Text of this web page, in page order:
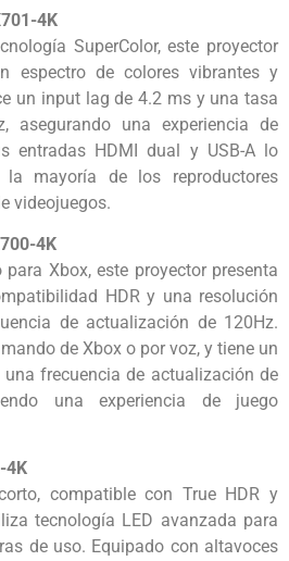
4K
SuperColor, este proyector
espectro de colores vibrantes y
un input lag de 4.2 ms y una tasa
asegurando una experiencia de
entradas HDMI dual y USB-A lo
mayoría de los reproductores
videojuegos.
4K
Xbox, este proyector presenta
HDR y una resolución
de actualización de 120Hz.
de Xbox o por voz, y tiene un
frecuencia de actualización de
una experiencia de juego
4K
compatible con True HDR y
tecnología LED avanzada para
de uso. Equipado con altavoces